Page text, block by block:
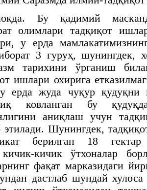
Бу қадимий
олимлари тадқиқот
у ерда
3 гуруҳ, шунингдек,
тарихини ўрганиш
ишлари охирига
ерда жуда чуқур
ковланган бу
аниқлаш учун
этилади. Шунингдек,
берилган 18
кичик-кичик ўтхоналар
фақат марказидаги
дастлаб шундай